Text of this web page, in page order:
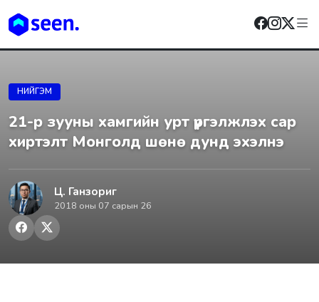
НИЙГЭМ
21-р зууны хамгийн урт үргэлжлэх сар
хиртэлт Монголд шөнө дунд эхэлнэ
Ц. Ганзориг
2018 оны 07 сарын 26